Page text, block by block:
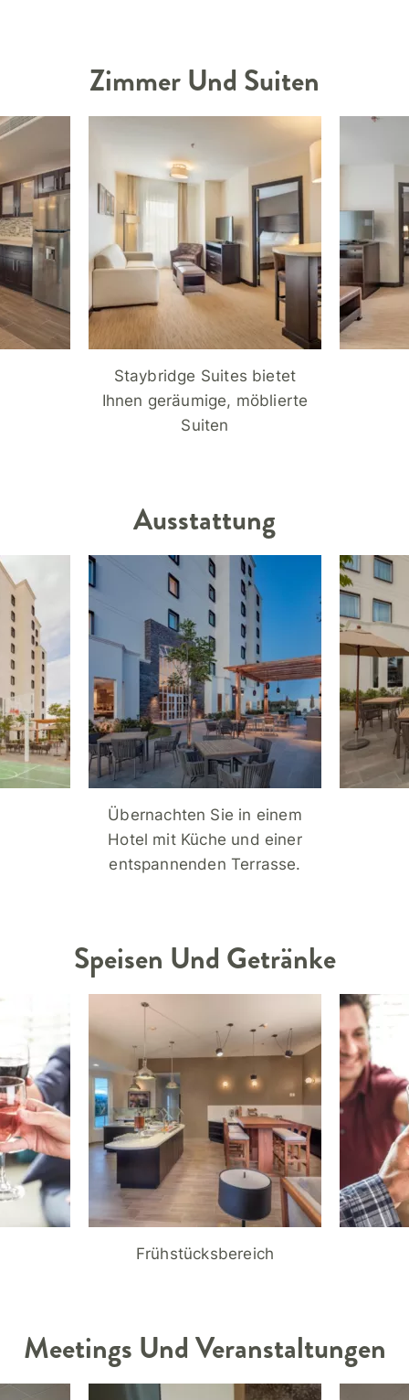
Zimmer Und Suiten
Staybridge Suites bietet
Ihnen geräumige, möblierte
Suiten
Ausstattung
Übernachten Sie in einem
Hotel mit Küche und einer
entspannenden Terrasse.
Speisen Und Getränke
Frühstücksbereich
Meetings Und Veranstaltungen